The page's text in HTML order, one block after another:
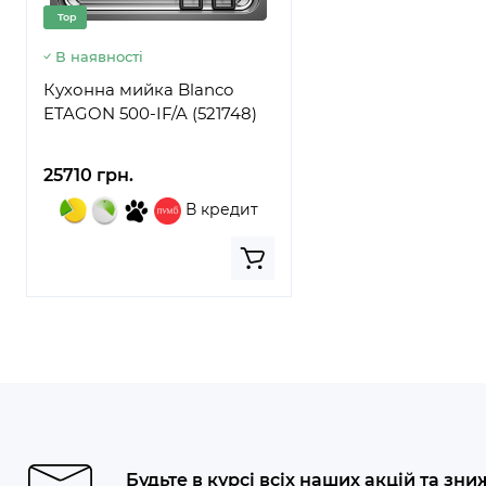
Top
В наявності
Кухонна мийка Blanco
ETAGON 500-IF/A (521748)
25710 грн.
В кредит
Будьте в курсі всіх наших акцій та